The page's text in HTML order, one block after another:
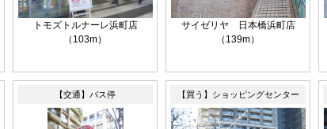
トモズトルナーレ浜町店
（103m）
サイゼリヤ 日本橋浜町店
（139m）
【交通】バス停 【買う】ショッピングセンター